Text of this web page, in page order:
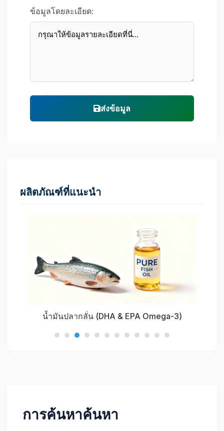
การค้นหาค้นหา
ข้อมูลโดยละเอียด:
ส่งข้อมูล
ผลิตภัณฑ์ที่แนะนำ
น้ำมันปลากลั่น (DHA & EPA Omega-3)